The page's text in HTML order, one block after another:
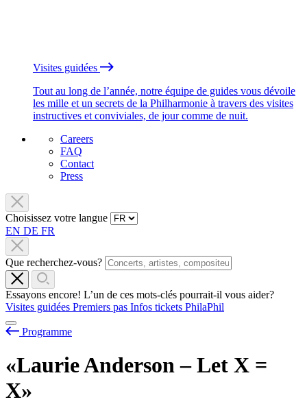
Visites guidées
Tout au long de l’année, notre équipe de guides vous dévoile
les mille et un secrets de la Philharmonie à travers des visites
instructives et conviviales, de jour comme de nuit.
Careers
FAQ
Contact
Press
Choisissez votre langue
EN DE FR
Que recherchez-vous?
Essayons encore! L’un de ces mots-clés pourrait-il vous aider?
Visites guidées Premiers pas Infos tickets PhilaPhil
Programme
«Laurie Anderson – Let X =
X»